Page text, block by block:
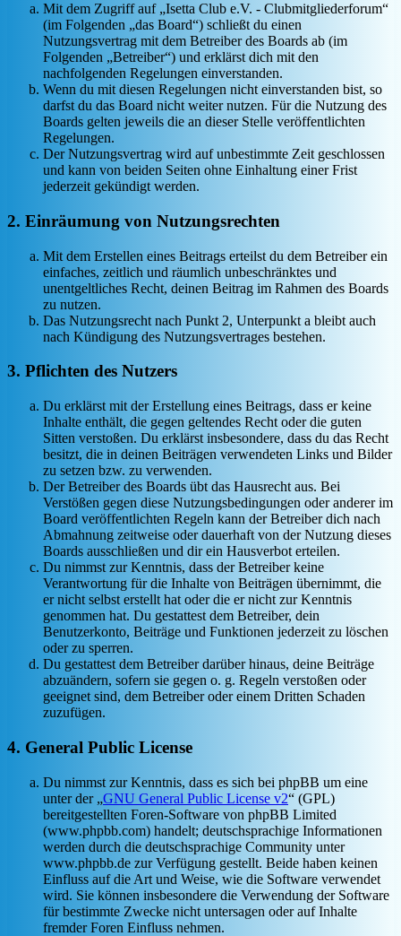
Mit dem Zugriff auf „Isetta Club e.V. - Clubmitgliederforum“
(im Folgenden „das Board“) schließt du einen
Nutzungsvertrag mit dem Betreiber des Boards ab (im
Folgenden „Betreiber“) und erklärst dich mit den
nachfolgenden Regelungen einverstanden.
Wenn du mit diesen Regelungen nicht einverstanden bist, so
darfst du das Board nicht weiter nutzen. Für die Nutzung des
Boards gelten jeweils die an dieser Stelle veröffentlichten
Regelungen.
Der Nutzungsvertrag wird auf unbestimmte Zeit geschlossen
und kann von beiden Seiten ohne Einhaltung einer Frist
jederzeit gekündigt werden.
2. Einräumung von Nutzungsrechten
Mit dem Erstellen eines Beitrags erteilst du dem Betreiber ein
einfaches, zeitlich und räumlich unbeschränktes und
unentgeltliches Recht, deinen Beitrag im Rahmen des Boards
zu nutzen.
Das Nutzungsrecht nach Punkt 2, Unterpunkt a bleibt auch
nach Kündigung des Nutzungsvertrages bestehen.
3. Pflichten des Nutzers
Du erklärst mit der Erstellung eines Beitrags, dass er keine
Inhalte enthält, die gegen geltendes Recht oder die guten
Sitten verstoßen. Du erklärst insbesondere, dass du das Recht
besitzt, die in deinen Beiträgen verwendeten Links und Bilder
zu setzen bzw. zu verwenden.
Der Betreiber des Boards übt das Hausrecht aus. Bei
Verstößen gegen diese Nutzungsbedingungen oder anderer im
Board veröffentlichten Regeln kann der Betreiber dich nach
Abmahnung zeitweise oder dauerhaft von der Nutzung dieses
Boards ausschließen und dir ein Hausverbot erteilen.
Du nimmst zur Kenntnis, dass der Betreiber keine
Verantwortung für die Inhalte von Beiträgen übernimmt, die
er nicht selbst erstellt hat oder die er nicht zur Kenntnis
genommen hat. Du gestattest dem Betreiber, dein
Benutzerkonto, Beiträge und Funktionen jederzeit zu löschen
oder zu sperren.
Du gestattest dem Betreiber darüber hinaus, deine Beiträge
abzuändern, sofern sie gegen o. g. Regeln verstoßen oder
geeignet sind, dem Betreiber oder einem Dritten Schaden
zuzufügen.
4. General Public License
Du nimmst zur Kenntnis, dass es sich bei phpBB um eine
unter der „GNU General Public License v2“ (GPL)
bereitgestellten Foren-Software von phpBB Limited
(www.phpbb.com) handelt; deutschsprachige Informationen
werden durch die deutschsprachige Community unter
www.phpbb.de zur Verfügung gestellt. Beide haben keinen
Einfluss auf die Art und Weise, wie die Software verwendet
wird. Sie können insbesondere die Verwendung der Software
für bestimmte Zwecke nicht untersagen oder auf Inhalte
fremder Foren Einfluss nehmen.